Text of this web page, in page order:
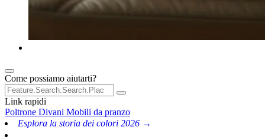
Come possiamo aiutarti?
Link rapidi
Poltrone Divani Mobili da pranzo
Esplora la storia dei colori 2026 →